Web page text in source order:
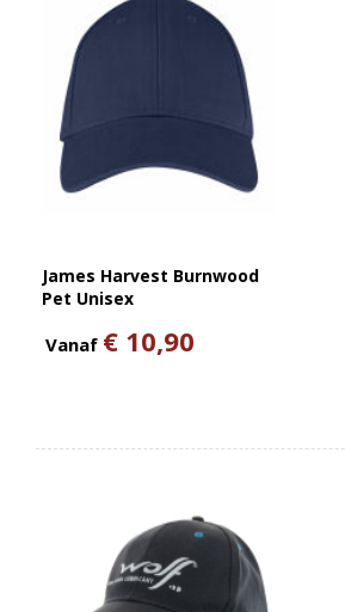
James Harvest Burnwood
Pet Unisex
Vanaf € 10,90